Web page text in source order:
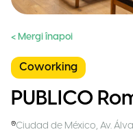
< Mergi înapoi
Coworking
PUBLICO
Ciudad de México, Av.